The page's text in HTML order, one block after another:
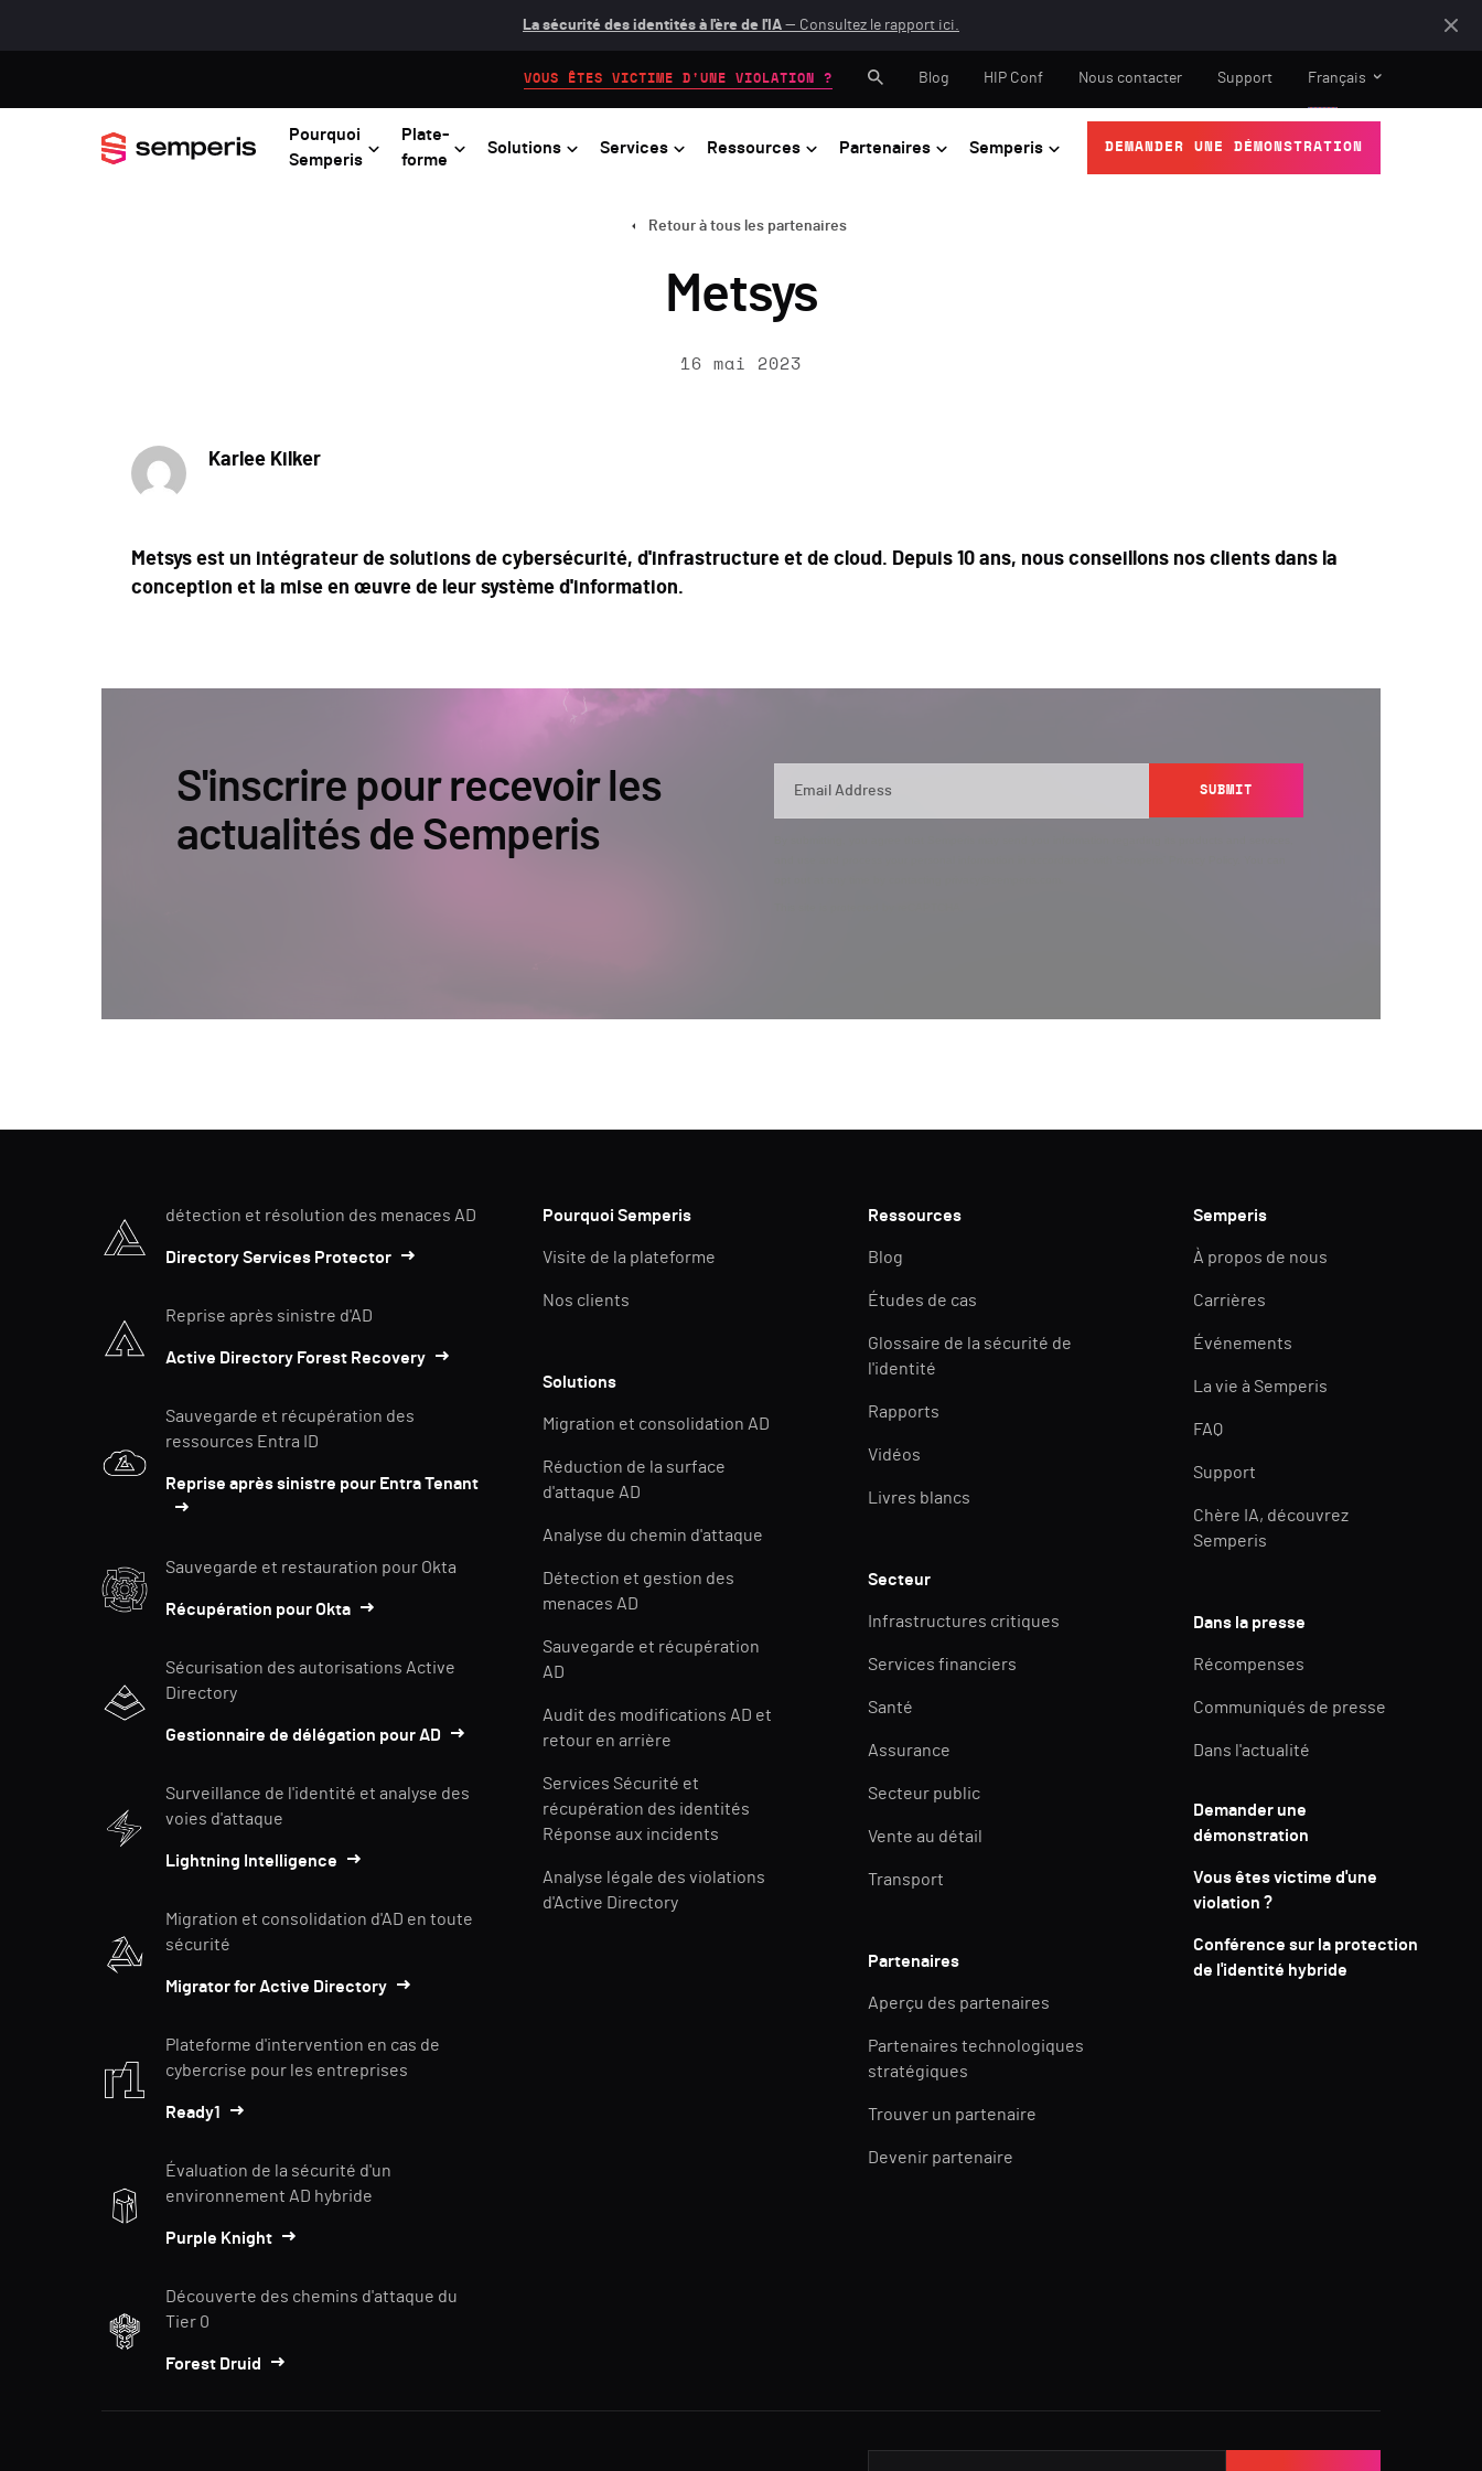
La sécurité des identités à l'ère de l'IA — Consultez le rapport ici.
Pourquoi
Semperis
Plate-
forme
Solutions Services Ressources Partenaires Semperis DEMANDER UNE DÉMONSTRATION
VOUS ÊTES VICTIME D'UNE VIOLATION ? Blog HIP Conf Nous contacter Support Français
Retour à tous les partenaires
Metsys
16 mai 2023
Karlee Kilker
Metsys est un intégrateur de solutions de cybersécurité, d'infrastructure et de cloud. Depuis 10 ans, nous conseillons nos clients dans la
conception et la mise en œuvre de leur système d'information.
S'inscrire pour recevoir les
actualités de Semperis
SUBMIT
détection et résolution des menaces AD
Directory Services Protector
Reprise après sinistre d'AD
Active Directory Forest Recovery
Sauvegarde et récupération des
ressources Entra ID
Reprise après sinistre pour Entra Tenant
Sauvegarde et restauration pour Okta
Récupération pour Okta
Sécurisation des autorisations Active
Directory
Gestionnaire de délégation pour AD
Surveillance de l'identité et analyse des
voies d'attaque
Lightning Intelligence
Migration et consolidation d'AD en toute
sécurité
Migrator for Active Directory
Plateforme d'intervention en cas de
cybercrise pour les entreprises
Ready1
Évaluation de la sécurité d'un
environnement AD hybride
Purple Knight
Découverte des chemins d'attaque du
Tier 0
Forest Druid
Pourquoi Semperis
Visite de la plateforme
Nos clients
Solutions
Migration et consolidation AD
Réduction de la surface
d'attaque AD
Analyse du chemin d'attaque
Détection et gestion des
menaces AD
Sauvegarde et récupération
AD
Audit des modifications AD et
retour en arrière
Services Sécurité et
récupération des identités
Réponse aux incidents
Analyse légale des violations
d'Active Directory
Ressources
Blog
Études de cas
Glossaire de la sécurité de
l'identité
Rapports
Vidéos
Livres blancs
Secteur
Infrastructures critiques
Services financiers
Santé
Assurance
Secteur public
Vente au détail
Transport
Partenaires
Aperçu des partenaires
Partenaires technologiques
stratégiques
Trouver un partenaire
Devenir partenaire
Semperis
À propos de nous
Carrières
Événements
La vie à Semperis
FAQ
Support
Chère IA, découvrez
Semperis
Dans la presse
Récompenses
Communiqués de presse
Dans l'actualité
Demander une
démonstration
Vous êtes victime d'une
violation ?
Conférence sur la protection
de l'identité hybride